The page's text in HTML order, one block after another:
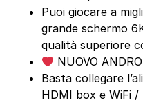
Puoi giocare a
grande schermo
qualità superiore
NUOVO
Basta collegare
HDMI box e WiFi